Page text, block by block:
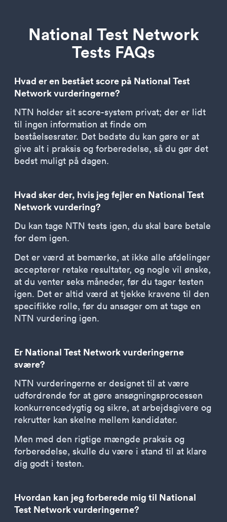
National Test Network
Tests FAQs
Hvad er en bestået score på National Test
Network vurderingerne?
NTN holder sit score-system privat; der er lidt
til ingen information at finde om
beståelsesrater. Det bedste du kan gøre er at
give alt i praksis og forberedelse, så du gør det
bedst muligt på dagen.
Hvad sker der, hvis jeg fejler en National Test
Network vurdering?
Du kan tage NTN tests igen, du skal bare betale
for dem igen.
Det er værd at bemærke, at ikke alle afdelinger
accepterer retake resultater, og nogle vil ønske,
at du venter seks måneder, før du tager testen
igen. Det er altid værd at tjekke kravene til den
specifikke rolle, før du ansøger om at tage en
NTN vurdering igen.
Er National Test Network vurderingerne
svære?
NTN vurderingerne er designet til at være
udfordrende for at gøre ansøgningsprocessen
konkurrencedygtig og sikre, at arbejdsgivere og
rekrutter kan skelne mellem kandidater.
Men med den rigtige mængde praksis og
forberedelse, skulle du være i stand til at klare
dig godt i testen.
Hvordan kan jeg forberede mig til National
Test Network vurderingerne?